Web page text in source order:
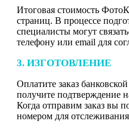
Итоговая стоимость
страниц. В процессе
специалисты могут
телефону или email для
3. ИЗГОТОВЛЕНИЕ
Оплатите заказ
получите подтверждение
Когда отправим заказ вы
номером для